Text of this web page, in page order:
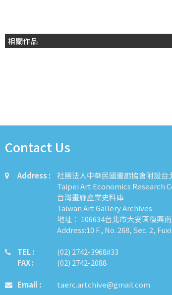
相關作品
Contact Us
Address :
社團法人中華民國畫廊協會附設台
Taipei Art Economics Research
台灣畫廊產業史料庫
Taiwan Art Gallery Archives
地址： 106634台北市大安區復興
Address:10 F., No. 268, Sec. 2,
TEL :
FAX :
​​​​(02) 2742-3968#33
(02) 2742-2088
Email : taerc.artchive@gmail.com